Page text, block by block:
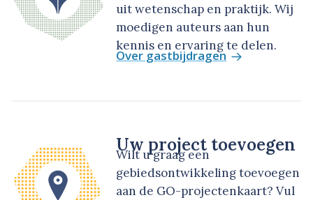
uit wetenschap en praktijk. Wij
moedigen auteurs aan hun
kennis en ervaring te delen.
Over gastbijdragen
Uw project toevoegen
Wilt u graag een
gebiedsontwikkeling toevoegen
aan de GO-projectenkaart? Vul